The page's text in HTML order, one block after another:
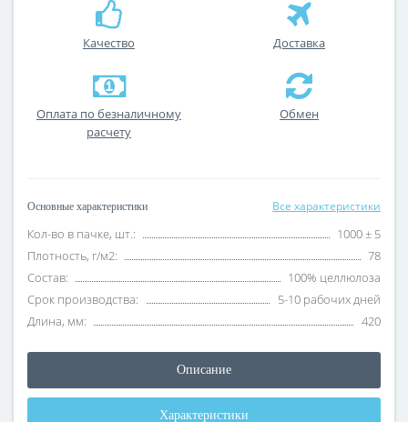
Качество Доставка
Оплата по безналичному
расчету
Обмен
Основные характеристики Все характеристики
Кол-во в пачке, шт.:
1000 ± 5
Плотность, г/м2:
78
Состав:
100% целлюлоза
Срок производства:
5-10 рабочих дней
Длина, мм:
420
Описание
Характеристики